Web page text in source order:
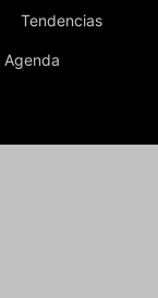
Tendencias
Agenda